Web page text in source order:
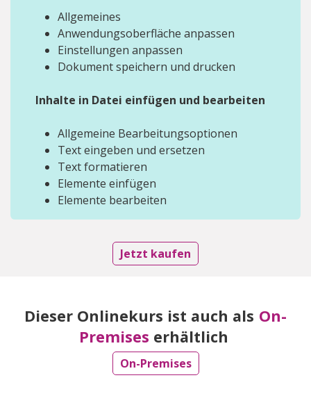
Allgemeines
Anwendungsoberfläche anpassen
Einstellungen anpassen
Dokument speichern und drucken
Inhalte in Datei einfügen und bearbeiten
Allgemeine Bearbeitungsoptionen
Text eingeben und ersetzen
Text formatieren
Elemente einfügen
Elemente bearbeiten
Jetzt kaufen
Dieser Onlinekurs ist auch als On-
Premises erhältlich
On-Premises